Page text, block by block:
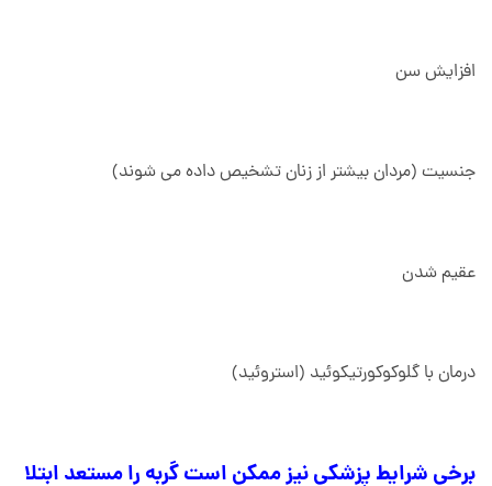
افزایش سن
جنسیت (مردان بیشتر از زنان تشخیص داده می شوند)
عقیم شدن
درمان با گلوکوکورتیکوئید (استروئید)
برخی شرایط پزشکی نیز ممکن است گربه را مستعد ابتلا